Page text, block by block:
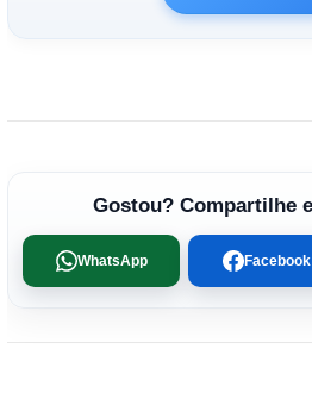
Gostou? Compartilhe
WhatsApp Facebook